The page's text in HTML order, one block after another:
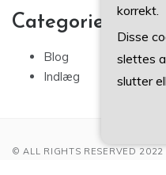
Categories
Blog
Indlæg
© ALL RIGHTS RESERVED 2022
korrekt.
Disse
slettes
slutter